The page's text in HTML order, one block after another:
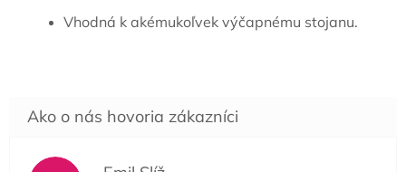
Vhodná k akémukoľvek výčapnému stojanu.